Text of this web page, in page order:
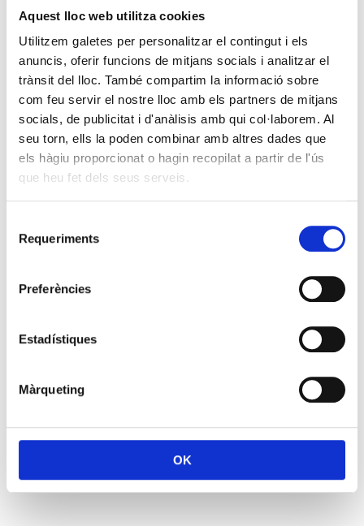
Aquest lloc web utilitza cookies
Utilitzem galetes per personalitzar el contingut i els
anuncis, oferir funcions de mitjans socials i analitzar el
trànsit del lloc. També compartim la informació sobre
com feu servir el nostre lloc amb els partners de mitjans
socials, de publicitat i d'anàlisis amb qui col·laborem. Al
seu torn, ells la poden combinar amb altres dades que
els hàgiu proporcionat o hagin recopilat a partir de l'ús
que heu fet dels seus serveis.
Requeriments
Preferències
Estadístiques
Màrqueting
OK